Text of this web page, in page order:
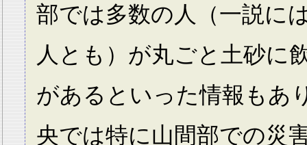
部では多数の人（一説に
人とも）が丸ごと土砂に
があるといった情報もあ
央では特に山間部での災